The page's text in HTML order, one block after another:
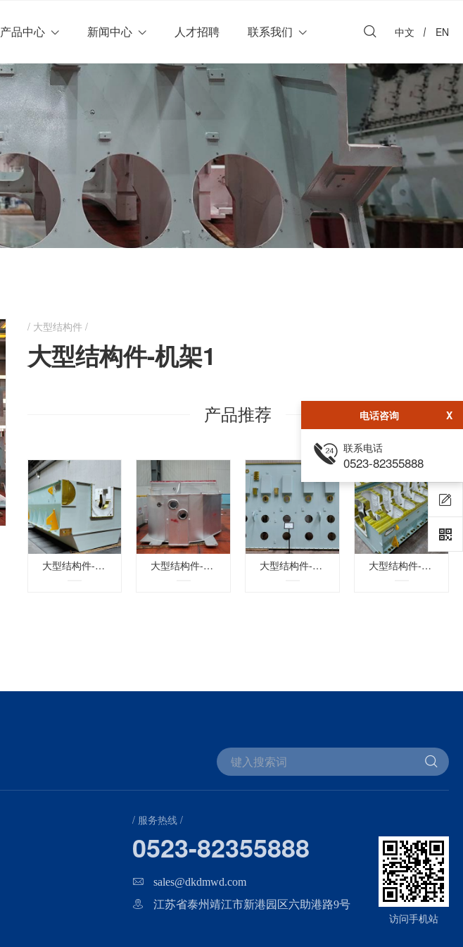
中文 EN
客户关系
产品中心
柴油机配件
新闻中心 人才招聘 联系我们
大型结构件 /
大型结构件-机架1
产品推荐
大型结构件-机座-3 大型结构件-空冷器箱体 大型结构件-机架2 大型结构件-机座
/ 服务热线 /
0523-82355888
sales@dkdmwd.com
江苏省泰州靖江市新港园区六助港路9号
访问手机站
电话咨询 X
联系电话
0523-82355888